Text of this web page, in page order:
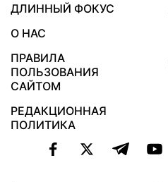
ДЛИННЫЙ ФОКУС
О НАС
ПРАВИЛА
ПОЛЬЗОВАНИЯ
САЙТОМ
РЕДАКЦИОННАЯ
ПОЛИТИКА